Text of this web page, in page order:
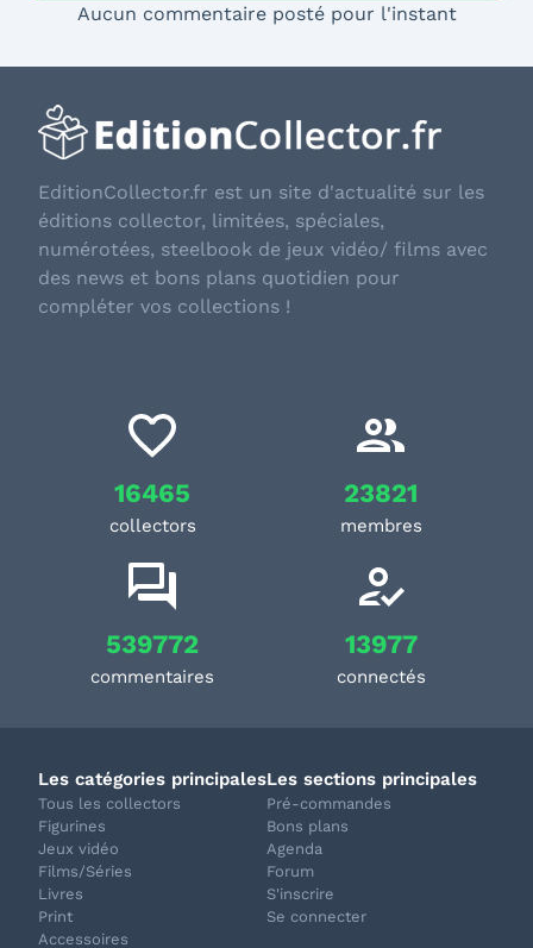
Aucun commentaire posté pour l'instant
EditionCollector.fr est un site d'actualité sur les
éditions collector, limitées, spéciales,
numérotées, steelbook de jeux vidéo/ films avec
des news et bons plans quotidien pour
compléter vos collections !
16465
collectors
23821
membres
539772
commentaires
13977
connectés
Les catégories principales
Tous les collectors
Figurines
Jeux vidéo
Films/Séries
Livres
Print
Accessoires
Les sections principales
Pré-commandes
Bons plans
Agenda
Forum
S'inscrire
Se connecter